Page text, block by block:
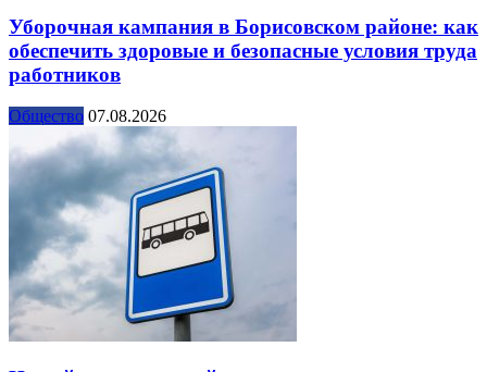
Уборочная кампания в Борисовском районе: как
обеспечить здоровые и безопасные условия труда
работников
Общество 07.08.2026